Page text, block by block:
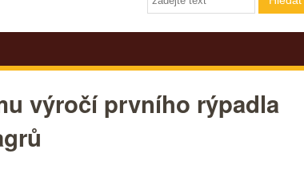
výročí prvního rýpadla